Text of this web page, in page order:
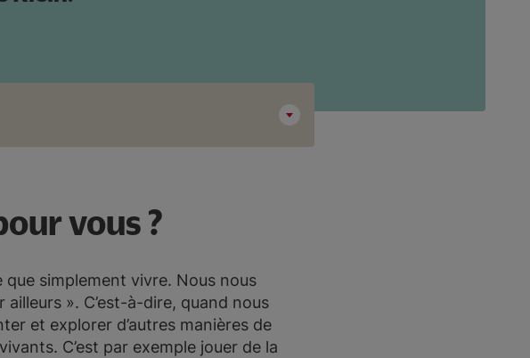
vous ?
que simplement vivre. Nous nous
». C’est-à-dire, quand nous
et explorer d’autres manières de
C’est par exemple jouer de la